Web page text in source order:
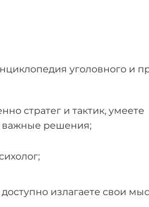
уголовного и
стратег и тактик,
важные решения;
излагаете свои